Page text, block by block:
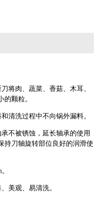
将肉、蔬菜、香菇、木耳、
颗粒。
清洗过程中不向锅外漏料。
不被锈蚀，延长轴承的使用
持刀轴旋转部位良好的润滑使
。
美观、易清洗。